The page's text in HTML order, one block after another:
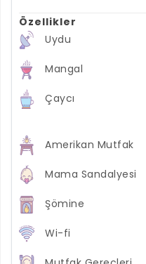
Özellikler
Uydu
Mangal
Çaycı
Amerikan Mutfak
Mama Sandalyesi
Şömine
Wi-fi